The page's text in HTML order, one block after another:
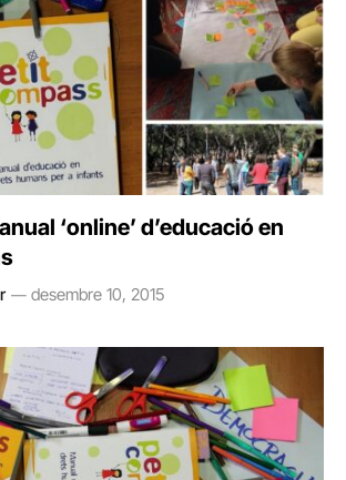
‘online’ d’educació en
desembre 10, 2015